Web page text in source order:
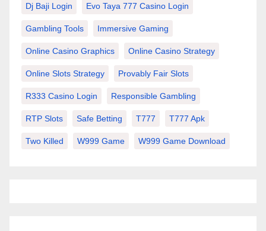
Dj Baji Login Evo Taya 777 Casino Login
Gambling Tools Immersive Gaming
Online Casino Graphics Online Casino Strategy
Online Slots Strategy Provably Fair Slots
R333 Casino Login Responsible Gambling
RTP Slots Safe Betting T777 T777 Apk
Two Killed W999 Game W999 Game Download